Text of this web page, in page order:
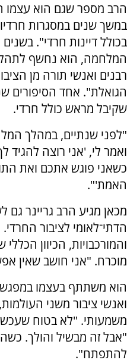
הרב מספר שגם הוא עצמו
במשך שנים במסגרות
בכולל דיינות חרדי".
המלחמה, הוא נחשף
רבנים ואנשי תורה מן
הגואלת". אחד הסיפורים
שקיבל מראש כולל חרדי.
"לפני שנתיים, במהלך
ואמר לי, 'אני רוצה להגיד
כשאני פוגש אתכם ואת
האמת'".
מכאן מגיע הרב גריינר גם
הדתי־לאומי לציבור
והמורכבויות, הכיוון
מוכרח. "אני חושב שאין
הוא משתתף בעצמו
ואנשי ציבור משני
משמעותי. "לא בטוח
"אבל זה מבשיל והולך.
להתפתח".